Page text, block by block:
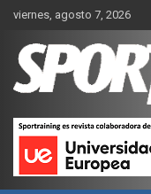
Skip
content
viernes, agosto 7, 2026
Revista
Sport
rendimiento, nutrición y